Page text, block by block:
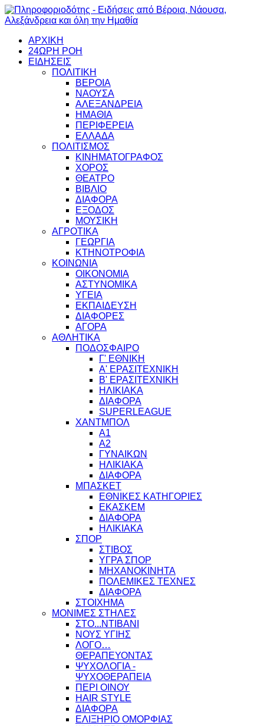
ΑΡΧΙΚΗ
24ΩΡΗ ΡΟΗ
ΕΙΔΗΣΕΙΣ
ΠΟΛΙΤΙΚΗ
ΒΕΡΟΙΑ
ΝΑΟΥΣΑ
ΑΛΕΞΑΝΔΡΕΙΑ
ΗΜΑΘΙΑ
ΠΕΡΙΦΕΡΕΙΑ
ΕΛΛΑΔΑ
ΠΟΛΙΤΙΣΜΟΣ
ΚΙΝΗΜΑΤΟΓΡΑΦΟΣ
ΧΟΡΟΣ
ΘΕΑΤΡΟ
ΒΙΒΛΙΟ
ΔΙΑΦΟΡΑ
ΕΞΟΔΟΣ
ΜΟΥΣΙΚΗ
ΑΓΡΟΤΙΚΑ
ΓΕΩΡΓΙΑ
ΚΤΗΝΟΤΡΟΦΙΑ
ΚΟΙΝΩΝΙΑ
ΟΙΚΟΝΟΜΙΑ
ΑΣΤΥΝΟΜΙΚΑ
ΥΓΕΙΑ
ΕΚΠΑΙΔΕΥΣΗ
ΔΙΑΦΟΡΕΣ
ΑΓΟΡΑ
ΑΘΛΗΤΙΚΑ
ΠΟΔΟΣΦΑΙΡΟ
Γ' ΕΘΝΙΚΗ
Α' ΕΡΑΣΙΤΕΧΝΙΚΗ
Β' ΕΡΑΣΙΤΕΧΝΙΚΗ
ΗΛΙΚΙΑΚΑ
ΔΙΑΦΟΡΑ
SUPERLEAGUE
ΧΑΝΤΜΠΟΛ
Α1
Α2
ΓΥΝΑΙΚΩΝ
ΗΛΙΚΙΑΚΑ
ΔΙΑΦΟΡΑ
ΜΠΑΣΚΕΤ
ΕΘΝΙΚΕΣ ΚΑΤΗΓΟΡΙΕΣ
ΕΚΑΣΚΕΜ
ΔΙΑΦΟΡΑ
ΗΛΙΚΙΑΚΑ
ΣΠΟΡ
ΣΤΙΒΟΣ
ΥΓΡΑ ΣΠΟΡ
ΜΗΧΑΝΟΚΙΝΗΤΑ
ΠΟΛΕΜΙΚΕΣ ΤΕΧΝΕΣ
ΔΙΑΦΟΡΑ
ΣΤΟΙΧΗΜΑ
ΜΟΝΙΜΕΣ ΣΤΗΛΕΣ
ΣΤΟ...ΝΤΙΒΑΝΙ
ΝΟΥΣ ΥΓΙΗΣ
ΛΟΓΟ…
ΘΕΡΑΠΕΥΟΝΤΑΣ
ΨΥΧΟΛΟΓΙΑ -
ΨΥΧΟΘΕΡΑΠΕΙΑ
ΠΕΡΙ ΟΙΝΟΥ
HAIR STYLE
ΔΙΑΦΟΡΑ
ΕΛΙΞΗΡΙΟ ΟΜΟΡΦΙΑΣ